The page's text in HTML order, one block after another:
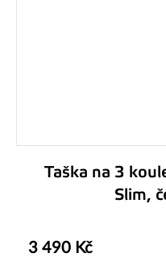
Taška na 3
Slim,
3 490 Kč